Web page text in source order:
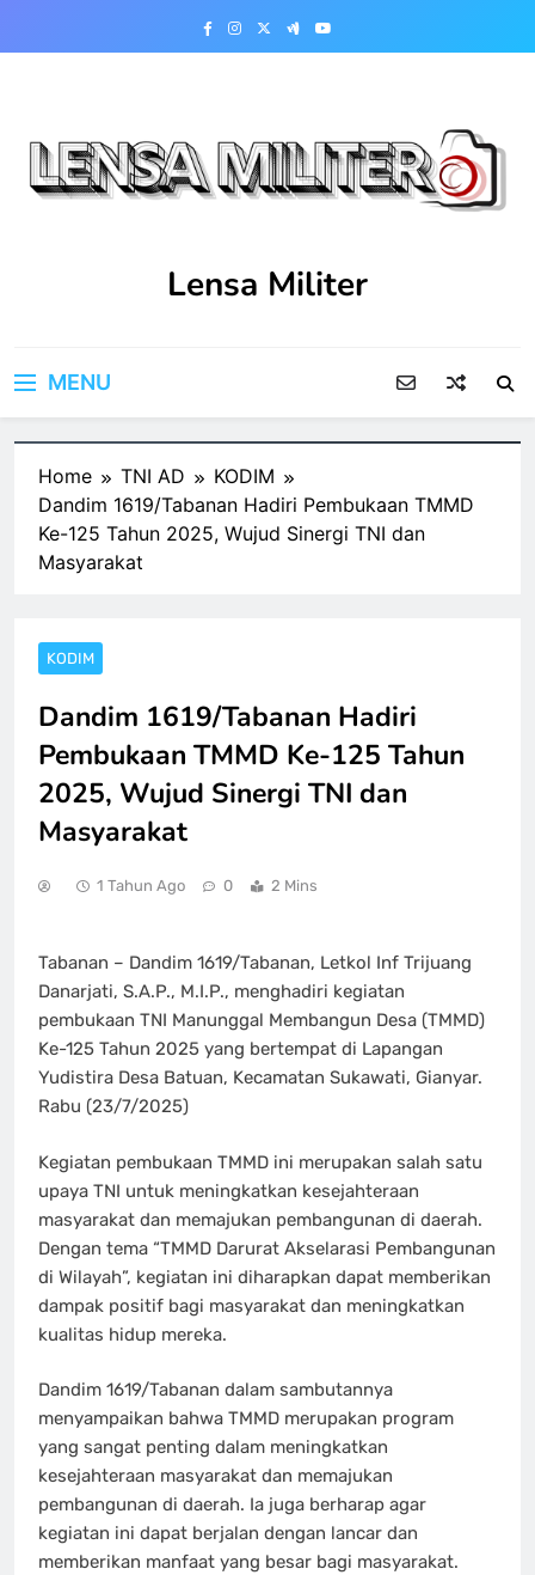
Lensa Militer
MENU
Home TNI AD
KODIM
Dandim 1619/Tabanan Hadiri Pembukaan TMMD
Ke-125 Tahun 2025, Wujud Sinergi TNI dan
Masyarakat
KODIM
Dandim 1619/Tabanan Hadiri
Pembukaan TMMD Ke-125 Tahun
2025, Wujud Sinergi TNI dan
Masyarakat
1 Tahun Ago 0 2 Mins
Tabanan – Dandim 1619/Tabanan, Letkol Inf Trijuang
Danarjati, S.A.P., M.I.P., menghadiri kegiatan
pembukaan TNI Manunggal Membangun Desa (TMMD)
Ke-125 Tahun 2025 yang bertempat di Lapangan
Yudistira Desa Batuan, Kecamatan Sukawati, Gianyar.
Rabu (23/7/2025)
Kegiatan pembukaan TMMD ini merupakan salah satu
upaya TNI untuk meningkatkan kesejahteraan
masyarakat dan memajukan pembangunan di daerah.
Dengan tema “TMMD Darurat Akselarasi Pembangunan
di Wilayah”, kegiatan ini diharapkan dapat memberikan
dampak positif bagi masyarakat dan meningkatkan
kualitas hidup mereka.
Dandim 1619/Tabanan dalam sambutannya
menyampaikan bahwa TMMD merupakan program
yang sangat penting dalam meningkatkan
kesejahteraan masyarakat dan memajukan
pembangunan di daerah. Ia juga berharap agar
kegiatan ini dapat berjalan dengan lancar dan
memberikan manfaat yang besar bagi masyarakat.